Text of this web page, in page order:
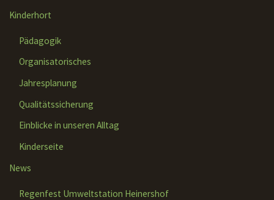
Kinderhort
Pädagogik
Organisatorisches
Jahresplanung
Qualitätssicherung
Einblicke in unseren Alltag
Kinderseite
News
Regenfest Umweltstation Heinershof